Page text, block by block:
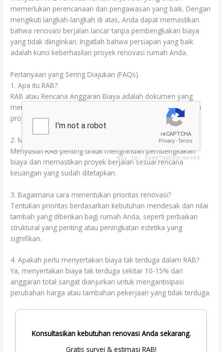
memerlukan perencanaan dan pengawasan yang baik. Dengan
mengikuti langkah-langkah di atas, Anda dapat memastikan
bahwa renovasi berjalan lancar tanpa pembengkakan biaya
yang tidak diinginkan. Ingatlah bahwa persiapan yang baik
adalah kunci keberhasilan proyek renovasi rumah Anda.
Pertanyaan yang Sering Diajukan (FAQs)
1. Apa itu RAB?
RAB atau Rencana Anggaran Biaya adalah dokumen yang
merinci estimasi biaya yang diperlukan untuk menyelesaikan
proyek renovasi rumah.
2. Mengapa penting untuk menyusun RAB?
Menyusun RAB penting untuk menghindari pembengkakan
biaya dan memastikan proyek berjalan sesuai rencana
keuangan yang sudah ditetapkan.
3. Bagaimana cara menentukan prioritas renovasi?
Tentukan prioritas berdasarkan kebutuhan mendesak dan nilai
tambah yang diberikan bagi rumah Anda, seperti perbaikan
struktural yang penting atau peningkatan estetika yang
signifikan.
4. Apakah perlu menyertakan biaya tak terduga dalam RAB?
Ya, menyertakan biaya tak terduga sekitar 10-15% dari
anggaran total sangat dianjurkan untuk mengantisipasi
perubahan harga atau tambahan pekerjaan yang tidak terduga.
Konsultasikan kebutuhan renovasi Anda sekarang.
Gratis survei & estimasi RAB!